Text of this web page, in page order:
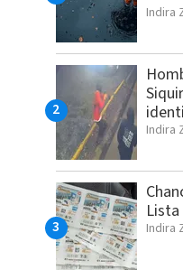
Indira
Indira
Indira